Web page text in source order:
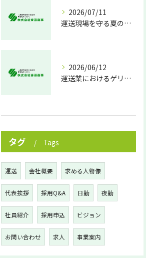
2026/07/11
運送現場を守る夏の熱中症対策
2026/06/12
運送業におけるゲリラ豪雨対策の実践法
タグ Tags
運送 会社概要 求める人物像
代表挨拶 採用Q&A 日勤 夜勤
社員紹介 採用申込 ビジョン
お問い合わせ 求人 事業案内